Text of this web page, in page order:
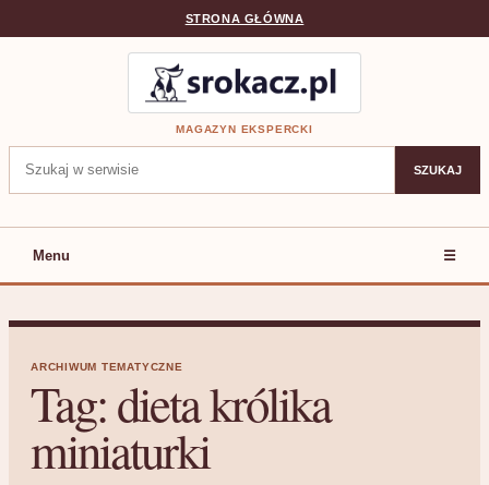
STRONA GŁÓWNA
MAGAZYN EKSPERCKI
Szukaj:
SZUKAJ
Menu ☰
ARCHIWUM TEMATYCZNE
Tag:dieta królika
miniaturki